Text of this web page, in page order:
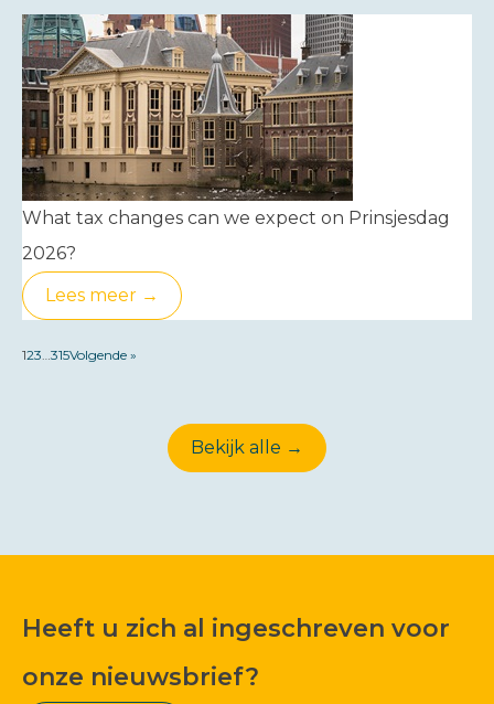
What tax changes can we expect on Prinsjesdag
2026?
Lees meer →
123 315Volgende »
Bekijk alle →
Heeft u zich al ingeschreven voor
onze nieuwsbrief?